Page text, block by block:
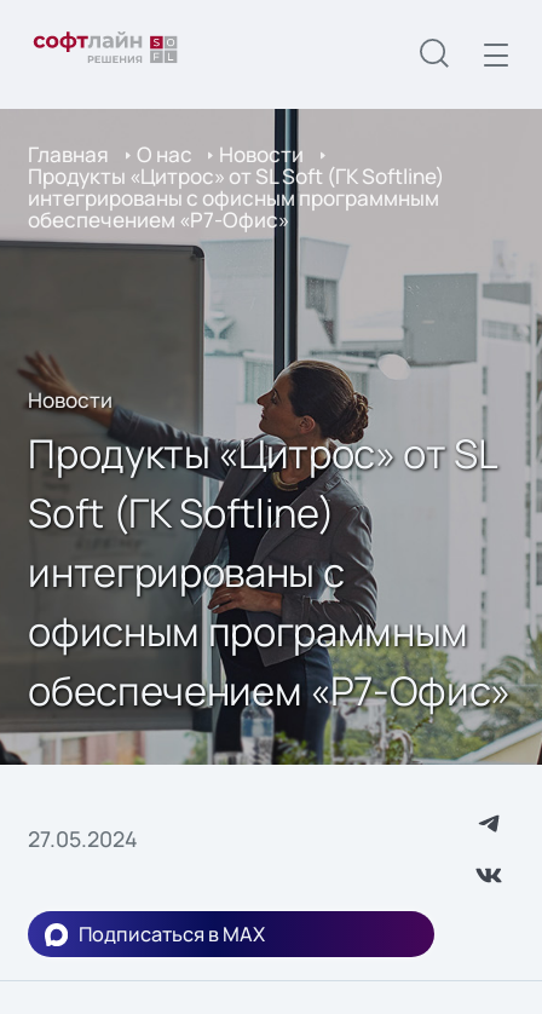
Главная О нас Новости
Продукты «Цитрос» от SL Soft (ГК Softline)
интегрированы с офисным программным
обеспечением «Р7-Офис»
Новости
Продукты «Цитрос» от SL
Soft (ГК Softline)
интегрированы с
офисным программным
обеспечением «Р7-Офис»
27.05.2024
Подписаться в MAX